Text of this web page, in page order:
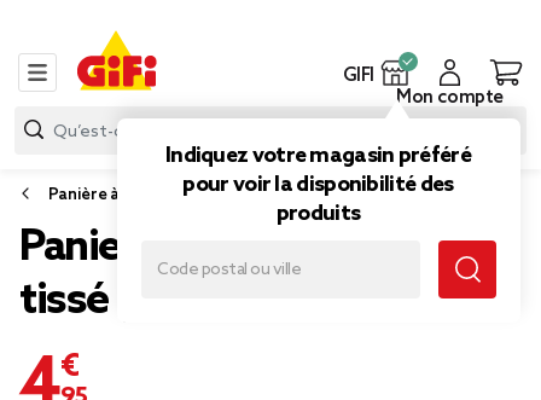
GIFI
Indiquez votre magasin préféré
pour voir la disponibilité des
produits
Mon compte
Panière à linge
Panier à linge mural pliant
tissé gris 40,5x15xH57cm
4,95 €